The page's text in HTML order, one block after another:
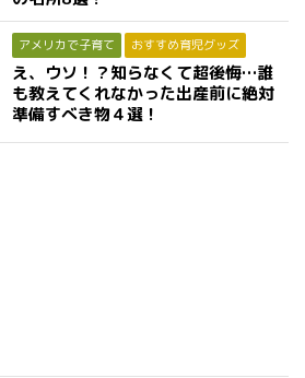
アメリカで子育て おすすめ育児グッズ
え、ウソ！？知らなくて超後悔…誰
も教えてくれなかった出産前に絶対
準備すべき物４選！